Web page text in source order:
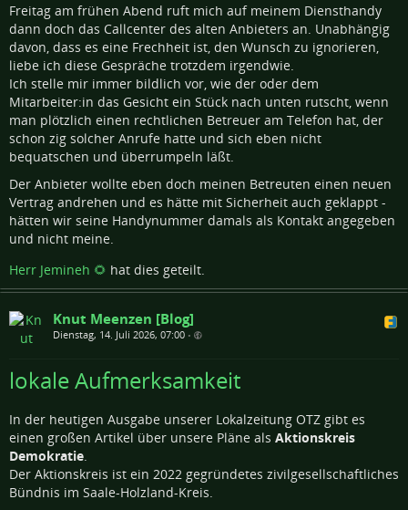
Freitag am frühen Abend ruft mich auf meinem Diensthandy
dann doch das Callcenter des alten Anbieters an. Unabhängig
davon, dass es eine Frechheit ist, den Wunsch zu ignorieren,
liebe ich diese Gespräche trotzdem irgendwie.
Ich stelle mir immer bildlich vor, wie der oder dem
Mitarbeiter:in das Gesicht ein Stück nach unten rutscht, wenn
man plötzlich einen rechtlichen Betreuer am Telefon hat, der
schon zig solcher Anrufe hatte und sich eben nicht
bequatschen und überrumpeln läßt.
Der Anbieter wollte eben doch meinen Betreuten einen neuen
Vertrag andrehen und es hätte mit Sicherheit auch geklappt -
hätten wir seine Handynummer damals als Kontakt angegeben
und nicht meine.
Herr Jemineh 🌻 hat dies geteilt.
Knut Meenzen [Blog]
Dienstag, 14. Juli 2026, 07:00 •
lokale Aufmerksamkeit
In der heutigen Ausgabe unserer Lokalzeitung OTZ gibt es
einen großen Artikel über unsere Pläne als Aktionskreis
Demokratie.
Der Aktionskreis ist ein 2022 gegründetes zivilgesellschaftliches
Bündnis im Saale-Holzland-Kreis.